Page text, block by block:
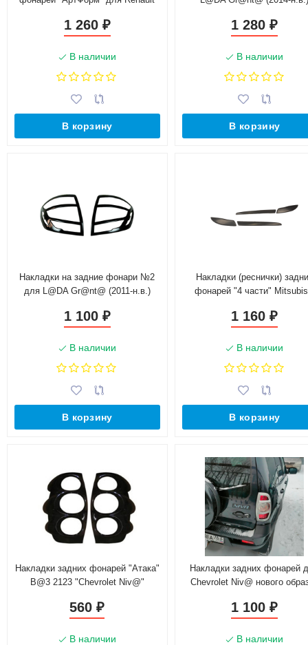
1 260 ₽
В наличии
В корзину
1 280₽
В наличии
В корзину
Накладки на задние фонари №2
для L@DA Gr@nt@ (2011-н.в.)
1 100 ₽
В наличии
В корзину
Накладки (реснички)
фонарей "4 части"
1 160₽
В наличии
В корзину
Накладки задних фонарей "Атака"
B@3 2123 "Chevrolet Niv@"
560₽
В наличии
Накладки задних фонарей
Chevrolet Niv@ нового
1 100₽
В наличии